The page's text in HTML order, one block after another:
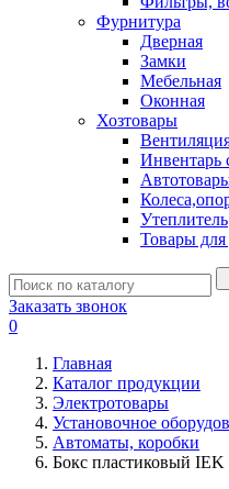
Фурнитура
Дверная
Замки
Мебельная
Оконная
Хозтовары
Инвентарь
Утеплитель
Товары для
Заказать звонок
0
Главная
Каталог продукции
Электротовары
Установочное
Автоматы, коробки
Бокс пластиковый